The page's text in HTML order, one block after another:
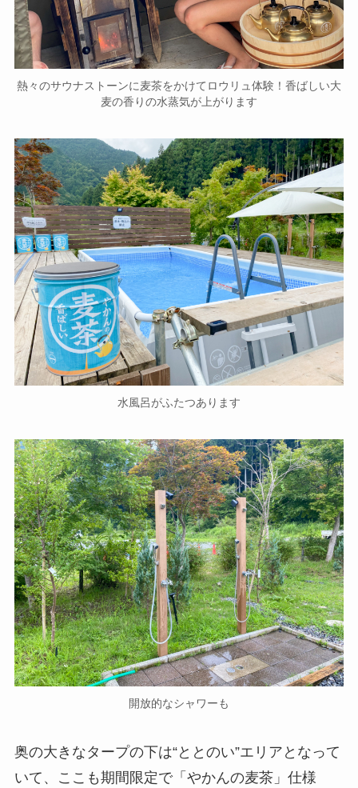
熱々のサウナストーンに麦茶をかけてロウリュ体験！香ばしい大
麦の香りの水蒸気が上がります
水風呂がふたつあります
開放的なシャワーも
奥の大きなタープの下は“ととのい”エリアとなって
いて、ここも期間限定で「やかんの麦茶」仕様